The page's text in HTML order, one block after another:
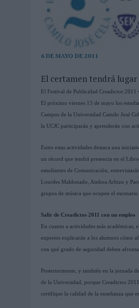
6 DE MAYO DE 2011
El certamen tendrá
El Festival de Publicidad Creadictos
El próximo viernes 13 de mayo los
Campus de la Universidad Camilo José
la UCJC participarán y aprenderán con
Entre estas actividades destaca una
un récord que tendrá presencia en el
estudiantes de Comunicación,
Lourdes Maldonado, Ainhoa Arbizu y
grupos de música que ocupen el
Salir de Creadictos 2011 con un empleo
En cuanto a actividades más
expertos explicarán a los alumnos cómo
con qué grado de seguridad deben
Posteriormente, y también en la jornada
de la Universidad, porque Creadictos
certifique la calidad de la enseñanza que